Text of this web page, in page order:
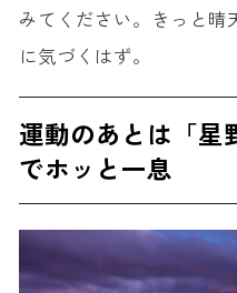
みてください。きっと晴
に気づくはず。
運動のあとは「星
でホッと一息